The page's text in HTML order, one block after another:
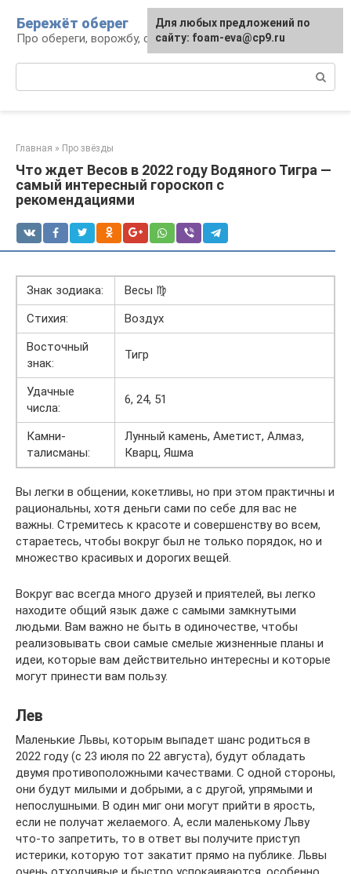
контенту
Бережёт оберег
Про обереги, ворожбу, сны и гадания
Главная » Про звёзды
Что ждет Весов в 2022 году Водяного Тигра —
самый интересный гороскоп с
рекомендациями
Знак зодиака:
Весы ♍
Стихия:
Воздух
Восточный
знак:
Тигр
Удачные
числа:
6, 24, 51
Камни-
талисманы:
Лунный камень, Аметист, Алмаз,
Кварц, Яшма
Вы легки в общении, кокетливы, но при этом практичны и
рациональны, хотя деньги сами по себе для вас не
важны. Стремитесь к красоте и совершенству во всем,
стараетесь, чтобы вокруг был не только порядок, но и
множество красивых и дорогих вещей.
Вокруг вас всегда много друзей и приятелей, вы легко
находите общий язык даже с самыми замкнутыми
людьми. Вам важно не быть в одиночестве, чтобы
реализовывать свои самые смелые жизненные планы и
идеи, которые вам действительно интересны и которые
могут принести вам пользу.
Лев
Маленькие Львы, которым выпадет шанс родиться в
2022 году (с 23 июля по 22 августа), будут обладать
двумя противоположными качествами. С одной стороны,
они будут милыми и добрыми, а с другой, упрямыми и
непослушными. В один миг они могут прийти в ярость,
если не получат желаемого. А, если маленькому Льву
что-то запретить, то в ответ вы получите приступ
истерики, которую тот закатит прямо на публике. Львы
Для любых предложений по
сайту: foam-eva@cp9.ru